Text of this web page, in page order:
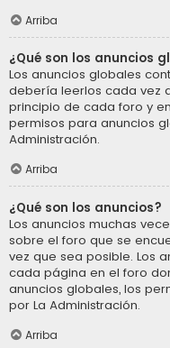
Arriba
¿Qué son los anuncios
Los anuncios globales
debería leerlos cada vez
principio de cada foro y
permisos para anuncios
Administración.
Arriba
¿Qué son los anuncios?
Los anuncios muchas
sobre el foro que se
vez que sea posible. Los
cada página en el foro
anuncios globales, los
por La Administración.
Arriba